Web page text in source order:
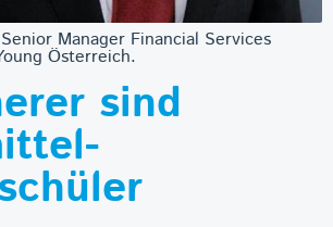
Manager Financial Services
Österreich.
sind